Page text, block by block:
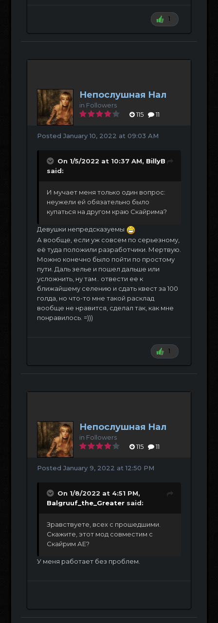
1
Непослушная Нал
in Followers
115
11
Posted January 10, 2022 at 09:03 AM
On 1/5/2022 at 10:37 AM, BillyB
said:
И мучает меня только один вопрос:
неужели ей обязательно было
купаться на другом краю Скайрима?
Девушки непредсказуемы
А вообще, если уж совсем по серьезному,
её туда положили разработчики. Мертвую.
Можно конечно было пойти по простому
пути. Даль зелье и пошел дальше или
усложнить, ну там.. отвести ее к
ближайшему селению и сдать квест за 100
голда, но что-то мне такой расклад
вообще не нравится, сделал так, как мне
понравилось. =)))
1
Непослушная Нал
in Followers
115
11
Posted January 9, 2022 at 12:50 PM
On 1/8/2022 at 4:51 PM,
Balgruuf_the_Greater said:
Зравствуете, всех с прошедшими.
Скажите, этот мод совместим с
Скайрим АЕ?
У меня работает без проблем.